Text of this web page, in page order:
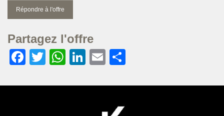
Répondre à l'offre
Partagez l'offre
Facebook
TwitterWhatsApp
LinkedIn
Email